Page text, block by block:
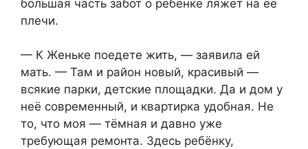
большая часть забот о ребёнке ляжет на её
плечи.
— К Женьке поедете жить, — заявила ей
мать. — Там и район новый, красивый —
всякие парки, детские площадки. Да и дом у
неё современный, и квартирка удобная. Не
то, что моя — тёмная и давно уже
требующая ремонта. Здесь ребёнку,